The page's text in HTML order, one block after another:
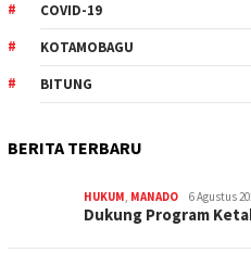
COVID-19
KOTAMOBAGU
BITUNG
BERITA TERBARU
HUKUM, MANADO 6 Agustus
Dukung Program